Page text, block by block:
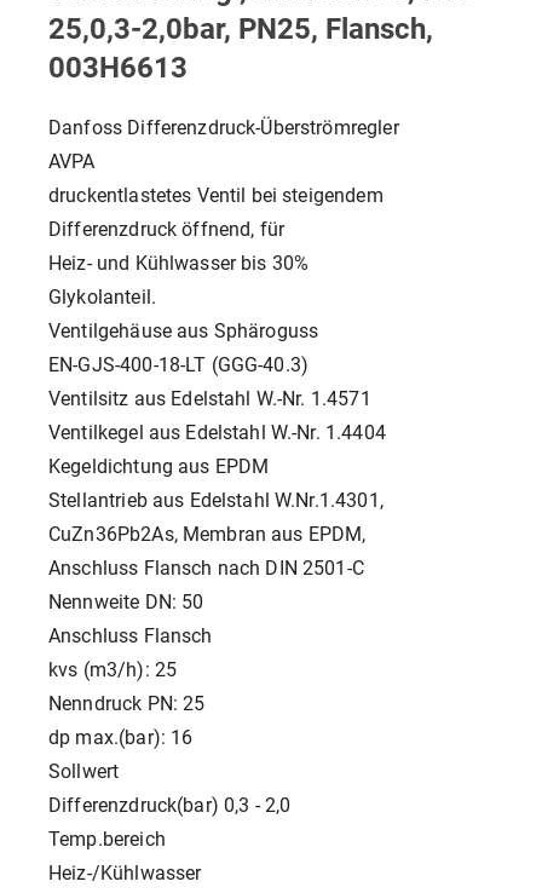
25,0,3-2,0bar, PN25, Flansch,
003H6613
Danfoss Differenzdruck-Überströmregler
AVPA
druckentlastetes Ventil bei steigendem
Differenzdruck öffnend, für
Heiz- und Kühlwasser bis 30%
Glykolanteil.
Ventilgehäuse aus Sphäroguss
EN-GJS-400-18-LT (GGG-40.3)
Ventilsitz aus Edelstahl W.-Nr. 1.4571
Ventilkegel aus Edelstahl W.-Nr. 1.4404
Kegeldichtung aus EPDM
Stellantrieb aus Edelstahl W.Nr.1.4301,
CuZn36Pb2As, Membran aus EPDM,
Anschluss Flansch nach DIN 2501-C
Nennweite DN: 50
Anschluss Flansch
kvs (m3/h): 25
Nenndruck PN: 25
dp max.(bar): 16
Sollwert
Differenzdruck(bar) 0,3 - 2,0
Temp.bereich
Heiz-/Kühlwasser